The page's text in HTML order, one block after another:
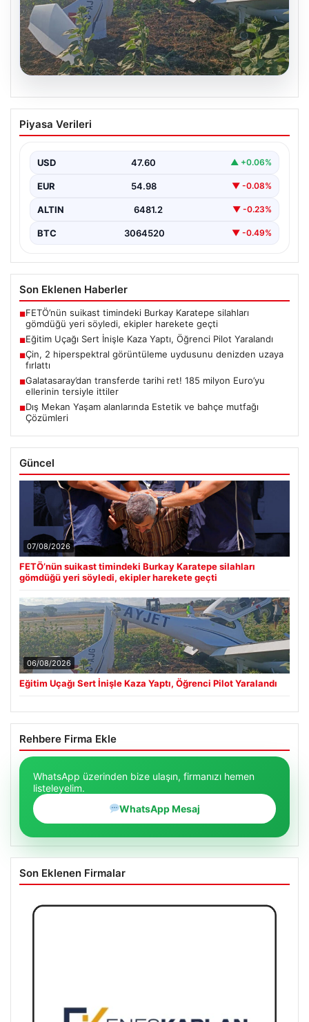
Eğitim Uçağı Sert İnişle Kaza Yaptı,
Öğrenci Pilot Yaralandı
yakınlarında gerçekleştirilen eğitim uçuşu sırasında
beklenmedik bir kaza yaşandı.…
Piyasa Verileri
USD 47.60 ▲ +0.06%
EUR 54.98 ▼ -0.08%
ALTIN 6481.2 ▼ -0.23%
BTC 3064520 ▼ -0.49%
Son Eklenen Haberler
■FETÖ’nün suikast timindeki Burkay Karatepe silahları
gömdüğü yeri söyledi, ekipler harekete geçti
■Eğitim Uçağı Sert İnişle Kaza Yaptı, Öğrenci Pilot Yaralandı
■Çin, 2 hiperspektral görüntüleme uydusunu denizden uzaya
fırlattı
■Galatasaray’dan transferde tarihi ret! 185 milyon Euro’yu
ellerinin tersiyle ittiler
■Dış Mekan Yaşam alanlarında Estetik ve bahçe mutfağı
Çözümleri
Güncel
07/08/2026
FETÖ’nün suikast timindeki Burkay Karatepe silahları
gömdüğü yeri söyledi, ekipler harekete geçti
06/08/2026
Eğitim Uçağı Sert İnişle Kaza Yaptı, Öğrenci Pilot Yaralandı
Rehbere Firma Ekle
WhatsApp üzerinden bize ulaşın, firmanızı hemen
listeleyelim.
WhatsApp Mesaj
Son Eklenen Firmalar